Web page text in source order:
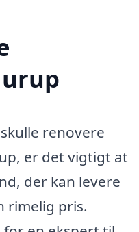
renovere
er det vigtigt at
der kan levere
rimelig pris.